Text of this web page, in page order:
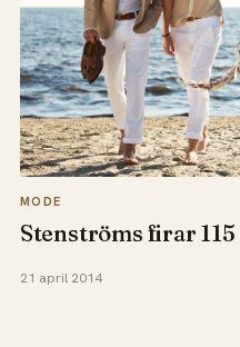
MODE
Stenströms firar
21 april 2014